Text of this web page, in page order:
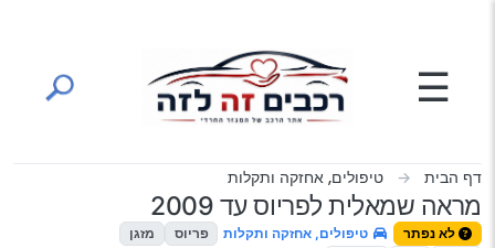
☰
דף הבית טיפולים, אחזקה ותקלות
מראה שמאלית לפריוס עד 2009
לא נפתר טיפולים, אחזקה ותקלות פריוס
מזגן